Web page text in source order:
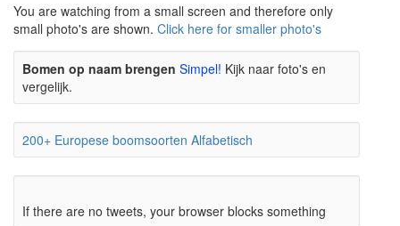
You are watching from a small screen and therefore only
small photo's are shown. Click here for smaller photo's
Bomen op naam brengen Simpel! Kijk naar foto's en
vergelijk.
200+ Europese boomsoorten Alfabetisch
If there are no tweets, your browser blocks something